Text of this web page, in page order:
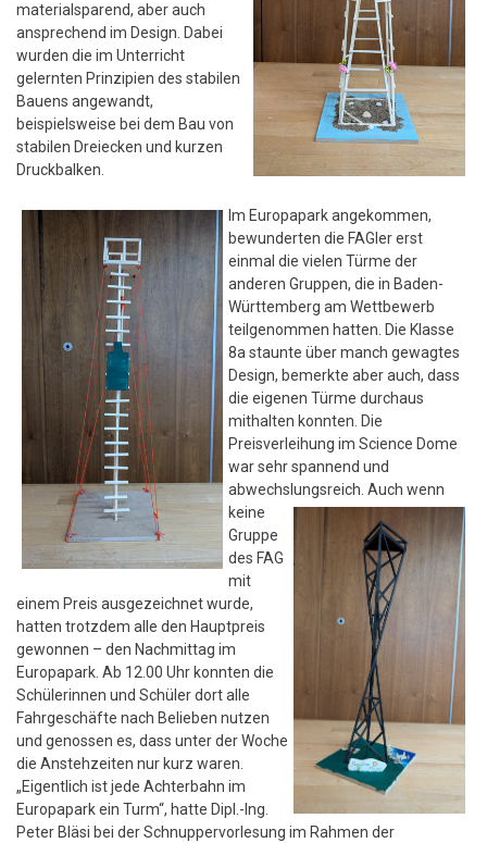
materialsparend, aber auch
ansprechend im Design. Dabei
wurden die im Unterricht
gelernten Prinzipien des stabilen
Bauens angewandt,
beispielsweise bei dem Bau von
stabilen Dreiecken und kurzen
Druckbalken.
Im Europapark angekommen,
bewunderten die FAGler erst
einmal die vielen Türme der
anderen Gruppen, die in Baden-
Württemberg am Wettbewerb
teilgenommen hatten. Die Klasse
8a staunte über manch gewagtes
Design, bemerkte aber auch, dass
die eigenen Türme durchaus
mithalten konnten. Die
Preisverleihung im Science Dome
war sehr spannend und
abwechslungsreich. Auch wenn
keine
Gruppe
des FAG
mit
einem Preis ausgezeichnet wurde,
hatten trotzdem alle den Hauptpreis
gewonnen – den Nachmittag im
Europapark. Ab 12.00 Uhr konnten die
Schülerinnen und Schüler dort alle
Fahrgeschäfte nach Belieben nutzen
und genossen es, dass unter der Woche
die Anstehzeiten nur kurz waren.
„Eigentlich ist jede Achterbahn im
Europapark ein Turm“, hatte Dipl.-Ing.
Peter Bläsi bei der Schnuppervorlesung im Rahmen der